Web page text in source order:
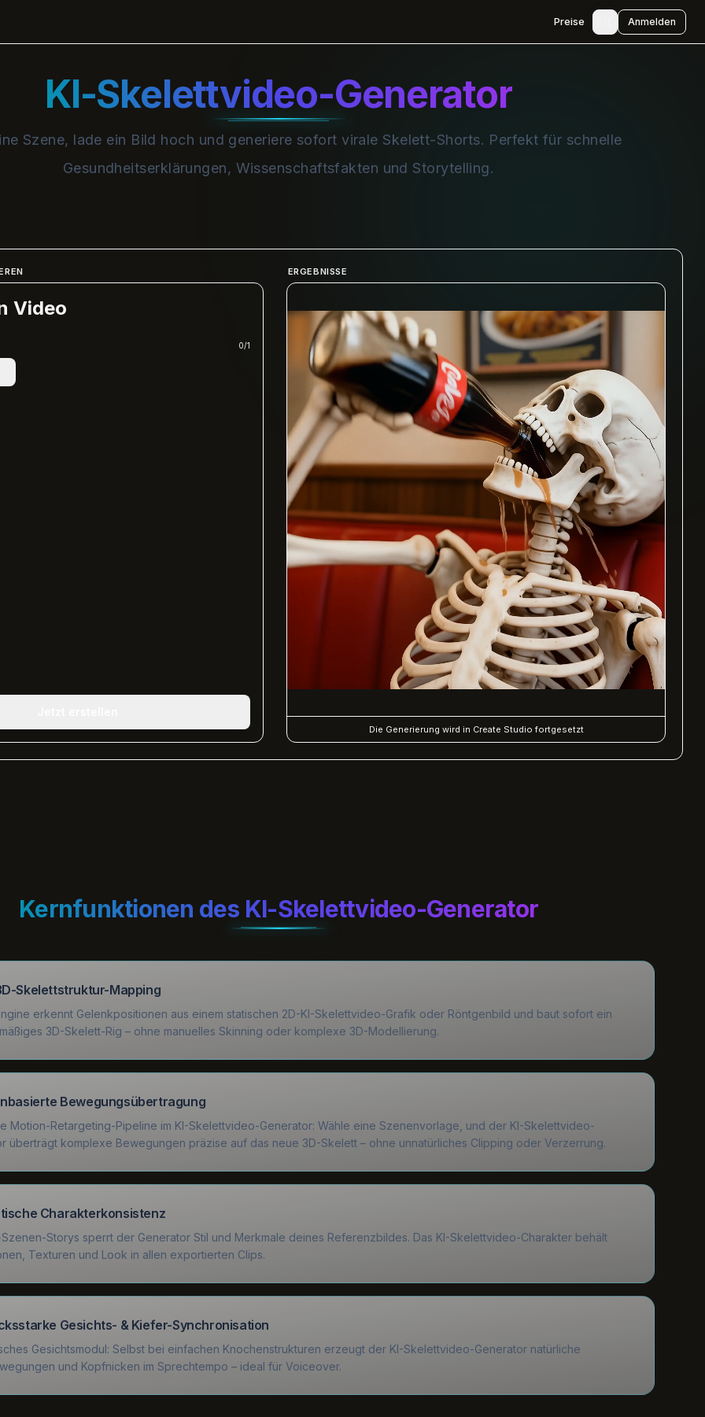
Preise Anmelden
KI-Skelettvideo-Generator
Szene, lade ein Bild hoch und generiere sofort virale Skelett-Shorts. Perfekt für schnelle
Gesundheitserklärungen, Wissenschaftsfakten und Storytelling.
Video
0/1
ERGEBNISSE
Die Generierung wird in Create Studio fortgesetzt
Kernfunktionen des KI-Skelettvideo-Generator
Skelettstruktur-Mapping
erkennt Gelenkpositionen aus einem statischen 2D-KI-Skelettvideo-Grafik oder Röntgenbild und baut sofort ein
3D-Skelett-Rig – ohne manuelles Skinning oder komplexe 3D-Modellierung.
Bewegungsübertragung
Motion-Retargeting-Pipeline im KI-Skelettvideo-Generator: Wähle eine Szenenvorlage, und der KI-Skelettvideo-
überträgt komplexe Bewegungen präzise auf das neue 3D-Skelett – ohne unnatürliches Clipping oder Verzerrung.
Charakterkonsistenz
Szenen-Storys sperrt der Generator Stil und Merkmale deines Referenzbildes. Das KI-Skelettvideo-Charakter behält
Texturen und Look in allen exportierten Clips.
Gesichts- & Kiefer-Synchronisation
Gesichtsmodul: Selbst bei einfachen Knochenstrukturen erzeugt der KI-Skelettvideo-Generator natürliche
und Kopfnicken im Sprechtempo – ideal für Voiceover.